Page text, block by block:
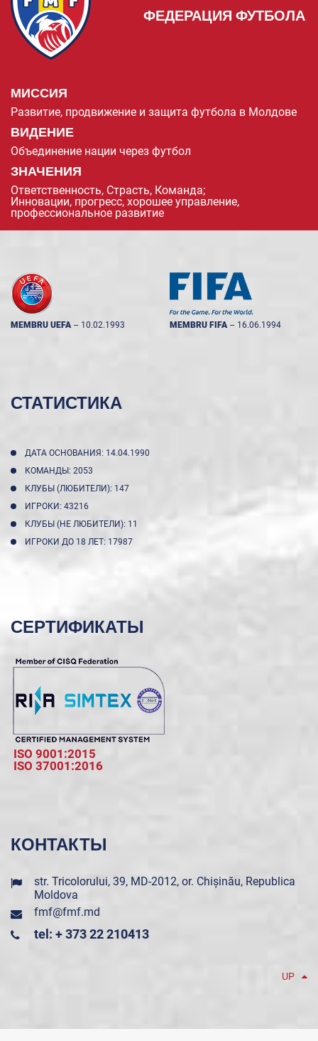
ФЕДЕРАЦИЯ ФУТБОЛА
МИССИЯ
Развитие, продвижение и защита футбола в Молдове
ВИДЕНИЕ
Объединение нации через футбол
ЗНАЧЕНИЯ
Ответственность, Страсть, Команда;
Инновации, прогресс, хорошее управление,
профессиональное развитие
MEMBRU UEFA -- 10.02.1993 MEMBRU FIFA -- 16.06.1994
СТАТИСТИКА
ДАТА ОСНОВАНИЯ: 14.04.1990
КОМАНДЫ: 2053
КЛУБЫ (ЛЮБИТЕЛИ): 147
ИГРОКИ: 43216
КЛУБЫ (НЕ ЛЮБИТЕЛИ): 11
ИГРОКИ ДО 18 ЛЕТ: 17987
СЕРТИФИКАТЫ
ISO 9001:2015
ISO 37001:2016
КОНТАКТЫ
str. Tricolorului, 39, MD-2012, or. Chișinău, Republica
Moldova
fmf@fmf.md
tel: + 373 22 210413
UP